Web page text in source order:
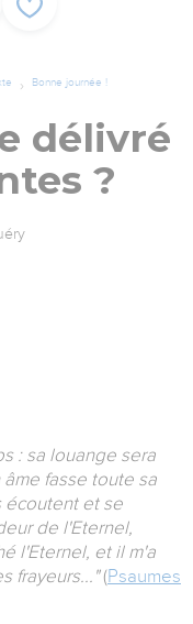
Bonne journée !
délivré
?
: sa louange sera
fasse toute sa
écoutent et se
de l'Eternel,
l'Eternel, et il m'a
frayeurs..."(Psaumes